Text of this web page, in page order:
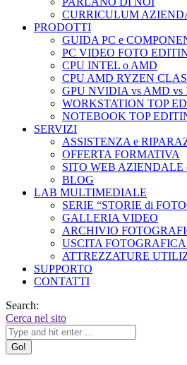
CURRICULUM
PRODOTTI
GUIDA PC e
PC VIDEO FOTO
CPU INTEL o AMD
CPU AMD RYZEN
GPU NVIDIA vs AMD vs
WORKSTATION TOP
NOTEBOOK TOP
SERVIZI
ASSISTENZA e
OFFERTA FORMATIVA
SITO WEB AZIENDALE
BLOG
LAB MULTIMEDIALE
SERIE “STORIE di
GALLERIA VIDEO
ARCHIVIO
USCITA
ATTREZZATURE
SUPPORTO
CONTATTI
Search:
Cerca nel sito